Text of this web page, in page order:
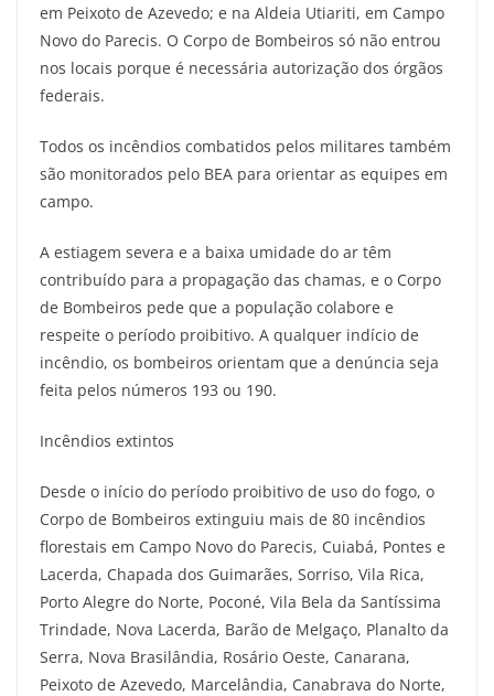
em Peixoto de Azevedo; e na Aldeia Utiariti, em Campo
Novo do Parecis. O Corpo de Bombeiros só não entrou
nos locais porque é necessária autorização dos órgãos
federais.
Todos os incêndios combatidos pelos militares também
são monitorados pelo BEA para orientar as equipes em
campo.
A estiagem severa e a baixa umidade do ar têm
contribuído para a propagação das chamas, e o Corpo
de Bombeiros pede que a população colabore e
respeite o período proibitivo. A qualquer indício de
incêndio, os bombeiros orientam que a denúncia seja
feita pelos números 193 ou 190.
Incêndios extintos
Desde o início do período proibitivo de uso do fogo, o
Corpo de Bombeiros extinguiu mais de 80 incêndios
florestais em Campo Novo do Parecis, Cuiabá, Pontes e
Lacerda, Chapada dos Guimarães, Sorriso, Vila Rica,
Porto Alegre do Norte, Poconé, Vila Bela da Santíssima
Trindade, Nova Lacerda, Barão de Melgaço, Planalto da
Serra, Nova Brasilândia, Rosário Oeste, Canarana,
Peixoto de Azevedo, Marcelândia, Canabrava do Norte,